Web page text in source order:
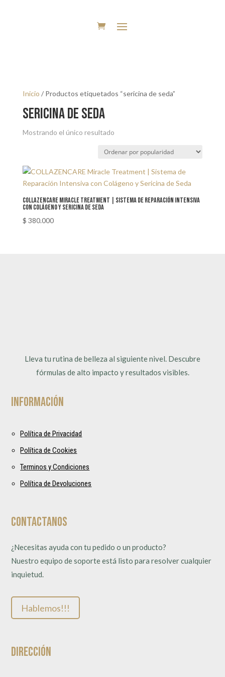
Inicio / Productos etiquetados “sericina de seda”
sericina de seda
Mostrando el único resultado
COLLAZENCARE Miracle Treatment | Sistema de Reparación Intensiva
con Colágeno y Sericina de Seda
$ 380.000
Lleva tu rutina de belleza al siguiente nivel. Descubre
fórmulas de alto impacto y resultados visibles.
Información
Política de Privacidad
Política de Cookies
Terminos y Condiciones
Política de Devoluciones
Contactanos
¿Necesitas ayuda con tu pedido o un producto?
Nuestro equipo de soporte está listo para resolver cualquier
inquietud.
Hablemos!!!
Dirección